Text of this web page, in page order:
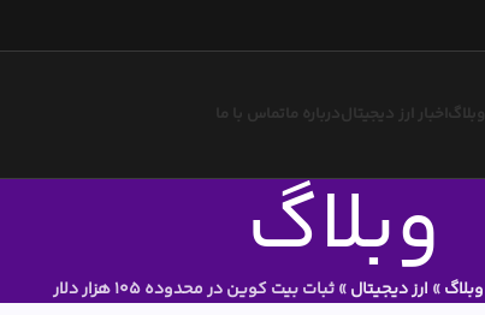
وبلاگ اخبار ارز دیجیتالدرباره ماتماس با ما
وبلاگ وبلاگ» ارز دیجیتال»ثبات بیت کوین در محدوده 105 هزار دلار